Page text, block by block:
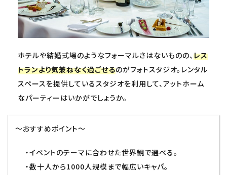
ホテルや結婚式場のようなフォーマルさはないものの、レス
トランより気兼ねなく過ごせるのがフォトスタジオ。レンタル
スペースを提供しているスタジオを利用して、アットホーム
なパーティーはいかがでしょうか。
～おすすめポイント～
・イベントのテーマに合わせた世界観で選べる。
・数十人から1000人規模まで幅広いキャパ。